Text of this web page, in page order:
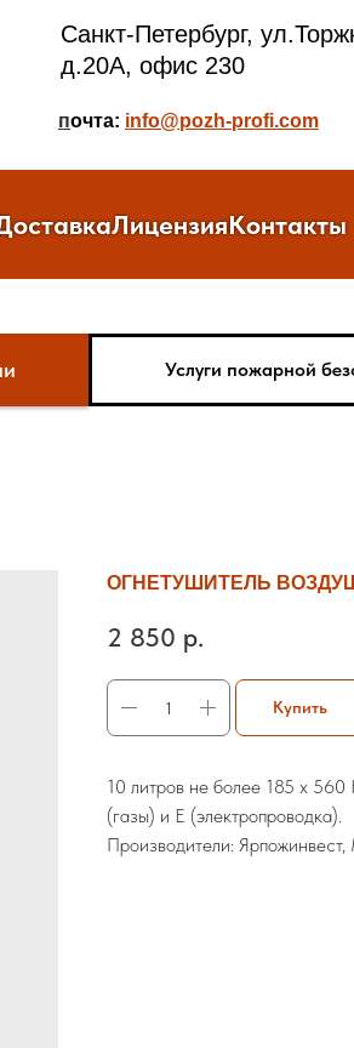
Санкт-Петербург,
д.20А, офис 230
почта: info@pozh-profi.com
ЛицензияКонтакты
Услуги пожарной
ОГНЕТУШИТЕЛЬ
2 850 р.
Купить
10 литров не более 185 х 560
(газы) и E (электропроводка).
Производители: